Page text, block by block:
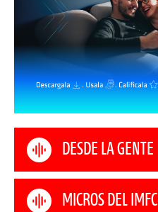
DESDE LA GENTE
MICROS DEL IMFC